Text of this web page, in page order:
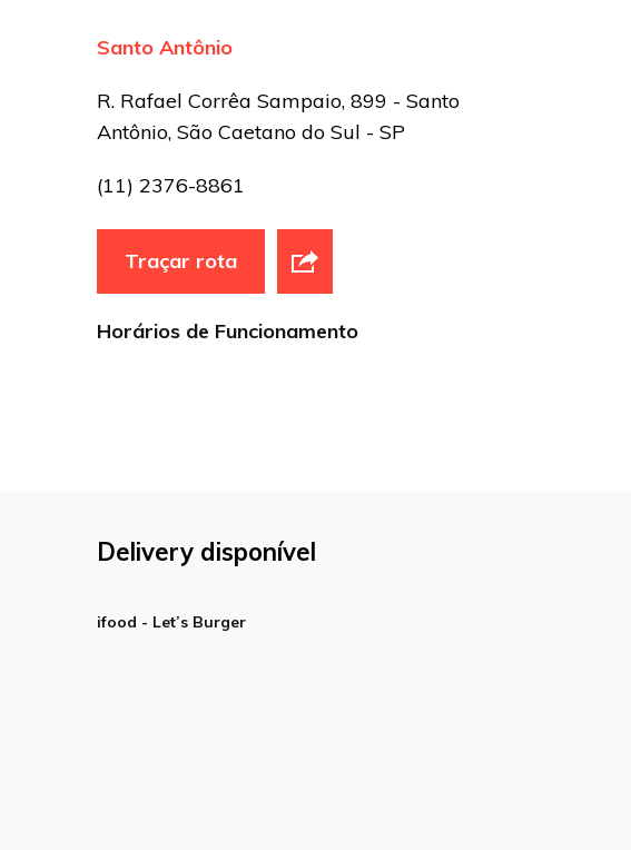
Santo Antônio
R. Rafael Corrêa Sampaio, 899 - Santo
Antônio, São Caetano do Sul - SP
(11) 2376-8861
Traçar rota
Horários de Funcionamento
Delivery disponível
ifood - Let’s Burger